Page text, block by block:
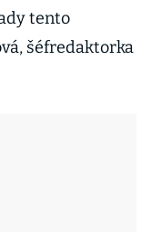
tento
šéfredaktorka